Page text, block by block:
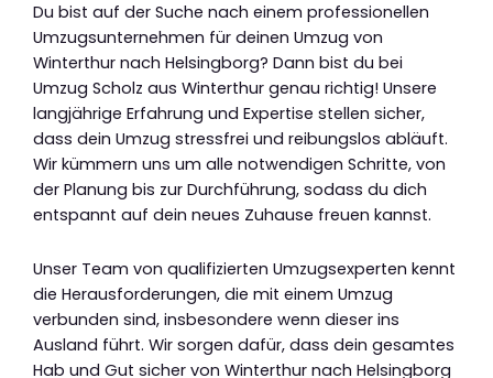
Du bist auf der Suche nach einem professionellen
Umzugsunternehmen für deinen Umzug von
Winterthur nach Helsingborg? Dann bist du bei
Umzug Scholz aus Winterthur genau richtig! Unsere
langjährige Erfahrung und Expertise stellen sicher,
dass dein Umzug stressfrei und reibungslos abläuft.
Wir kümmern uns um alle notwendigen Schritte, von
der Planung bis zur Durchführung, sodass du dich
entspannt auf dein neues Zuhause freuen kannst.
Unser Team von qualifizierten Umzugsexperten kennt
die Herausforderungen, die mit einem Umzug
verbunden sind, insbesondere wenn dieser ins
Ausland führt. Wir sorgen dafür, dass dein gesamtes
Hab und Gut sicher von Winterthur nach Helsingborg